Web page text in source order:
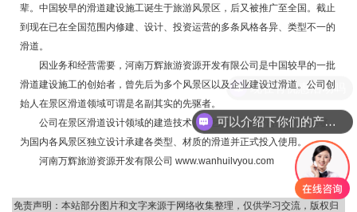
辈。中国较早的滑道建设施工诞生于旅游风景区，后又被推广至全国。截止
到现在已在全国范围内修建、设计、投资运营的多条风格各异、类型不一的
滑道。
因业务和经营需要，河南万辉旅游资源开发有限公司是中国较早的一批
滑道建设施工的创始者，曾先后为多个风景区以及企业建设过滑道。公司创
始人在景区滑道领域可谓是名副其实的先驱者。
公司在景区滑道设计领域的建造技术、工艺方面不断的创新改革!能够
为国内各风景区独立设计承建各类型、材质的滑道并正式投入使用。
河南万辉旅游资源开发有限公司 www.wanhuilvyou.com
免责声明：本站部分图片和文字来源于网络收集整理，仅供学习交流，版权归
可以介绍下你们的产品么
现在有优惠活动吗